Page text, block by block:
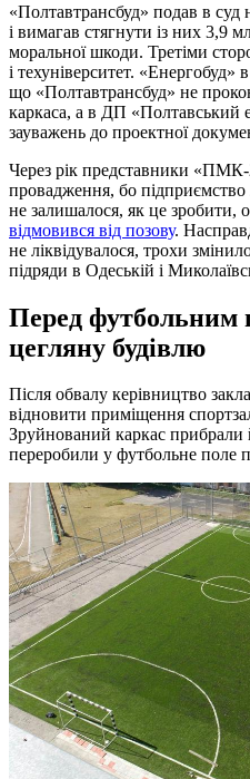
«Полтавтрансбуд» подав в
і вимагав стягнути із них 3,9
моральної шкоди. Третіми
і техуніверситет. «Енергобуд»
що «Полтавтрансбуд» не
каркаса, а в ДП «Полтавський
зауважень до проектної
Через рік представники
провадження, бо підприємство
не залишалося, як це зробити,
відмовився від позову.
не ліквідувалося, трохи
підряди в Одеській і
Перед футбольним
цегляну будівлю
Після обвалу керівництво
відновити приміщення
Зруйнований каркас прибрали
переробили у футбольне поле